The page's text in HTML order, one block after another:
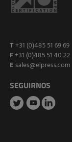
T +31 (0)485 51 69 69
F+31 (0)485 51 40 22
E sales@elpress.com
SEGUIRNOS